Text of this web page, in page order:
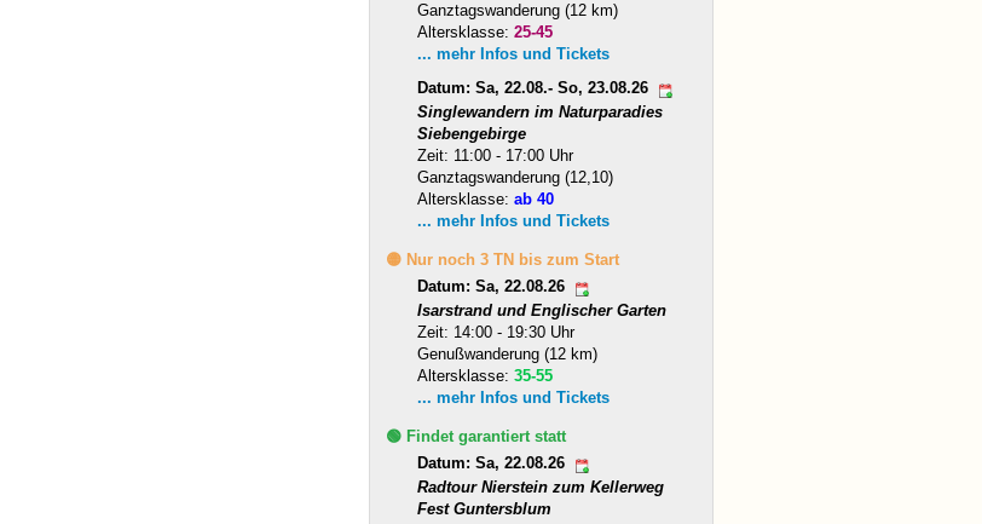
Ganztagswanderung (12 km)
Altersklasse:25-45
... mehr Infos und Tickets
Datum: Sa, 22.08.- So, 23.08.26
Singlewandern im Naturparadies
Siebengebirge
Zeit: 11:00 - 17:00 Uhr
Ganztagswanderung (12,10)
Altersklasse:ab 40
... mehr Infos und Tickets
🟡 Nur noch 3 TN bis zum Start
Datum: Sa, 22.08.26
Isarstrand und Englischer Garten
Zeit: 14:00 - 19:30 Uhr
Genußwanderung (12 km)
Altersklasse:35-55
... mehr Infos und Tickets
🟢 Findet garantiert statt
Datum: Sa, 22.08.26
Radtour Nierstein zum Kellerweg
Fest Guntersblum